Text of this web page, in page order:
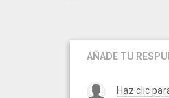
AÑADE TU
Haz clic